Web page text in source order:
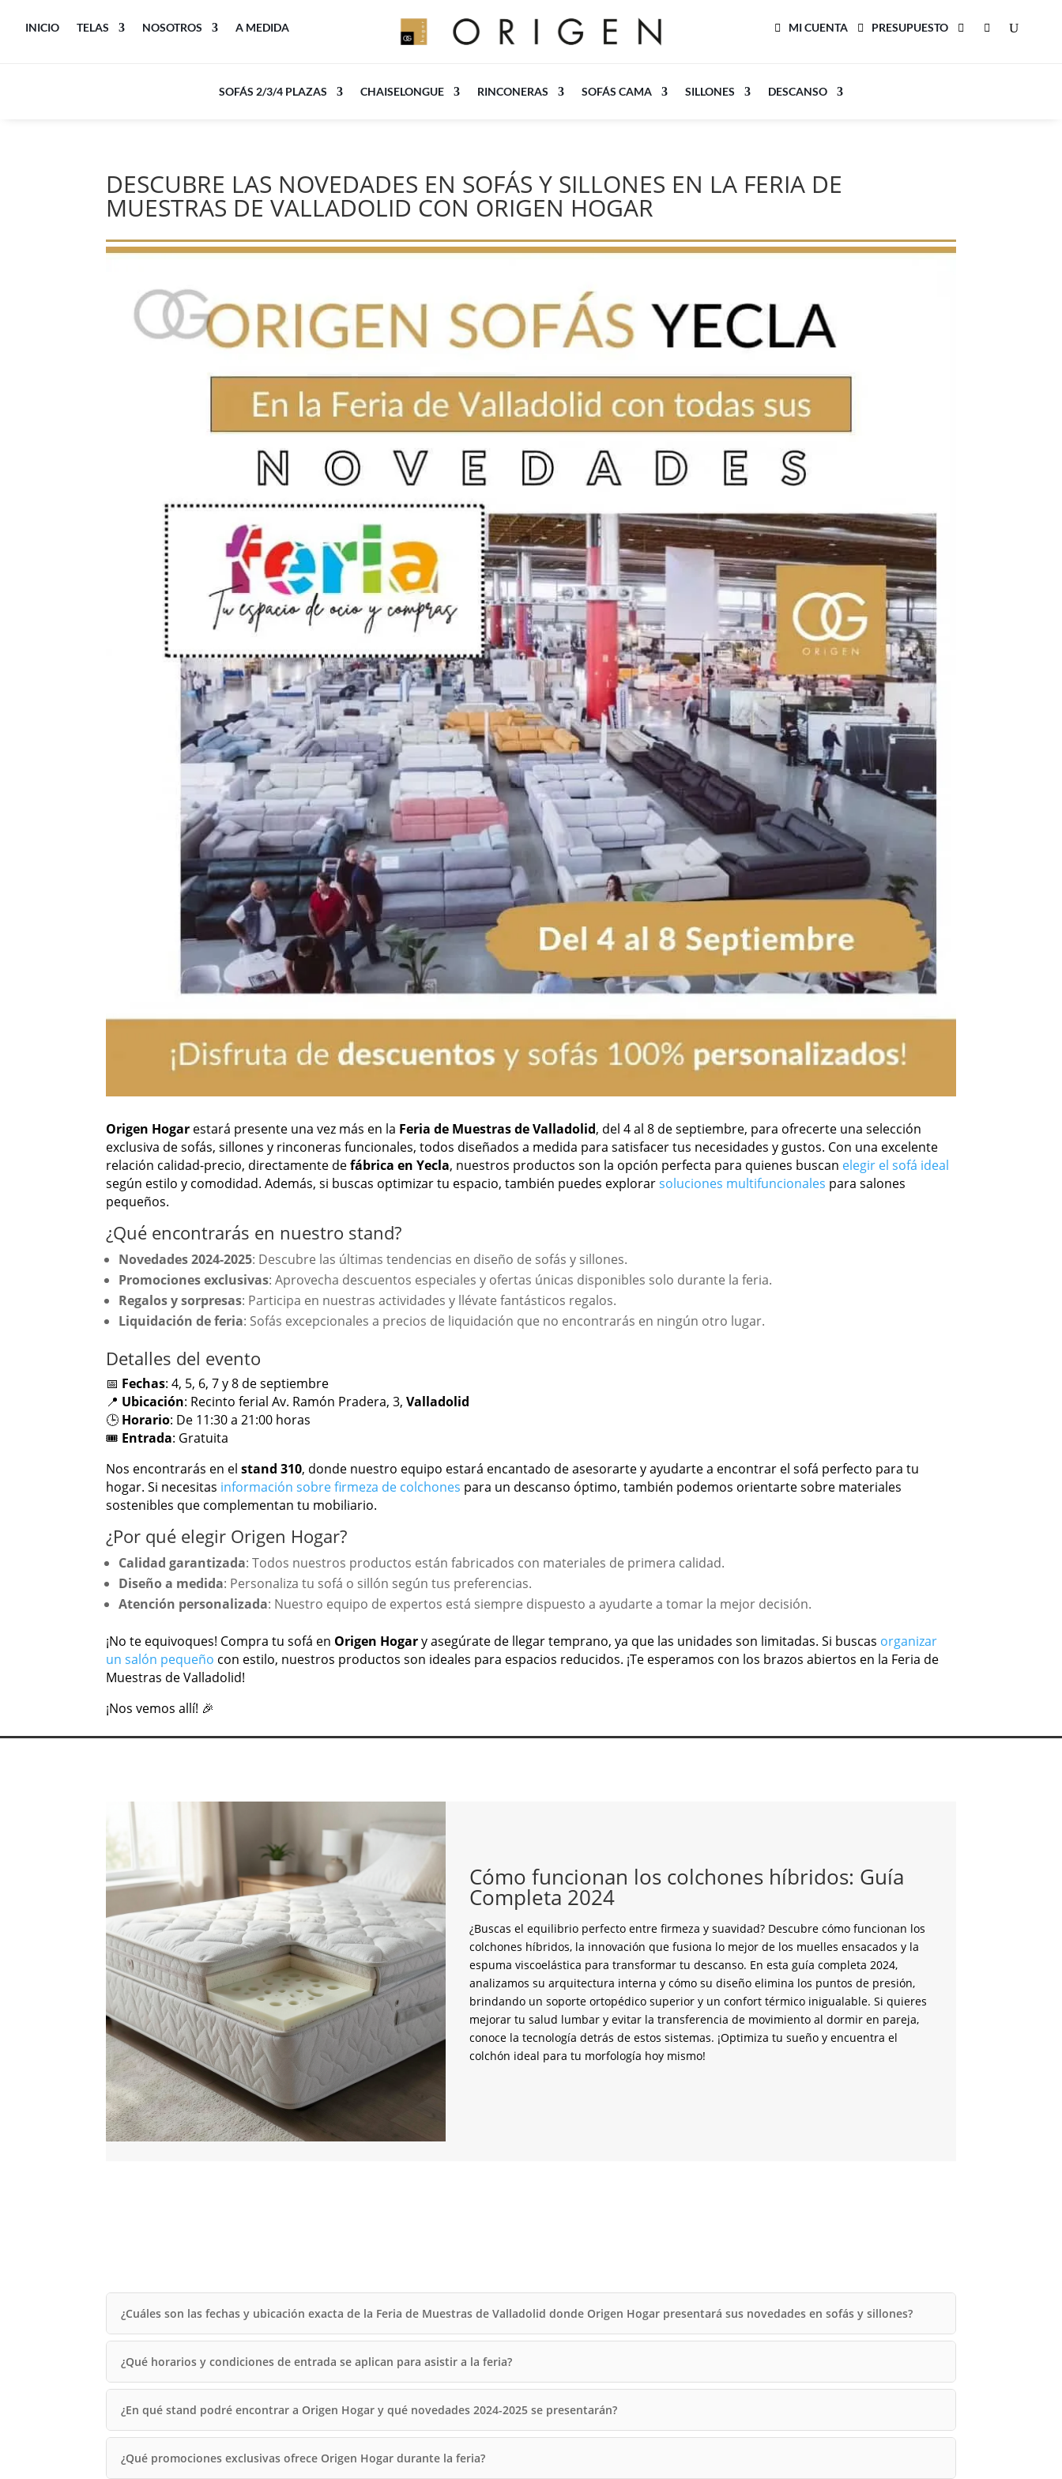
INICIO TELAS NOSOTROS A MEDIDA MI CUENTA PRESUPUESTO
SOFÁS 2/3/4 PLAZAS CHAISELONGUE RINCONERAS SOFÁS CAMA SILLONES DESCANSO
DESCUBRE LAS NOVEDADES EN SOFÁS Y SILLONES EN LA FERIA DE
MUESTRAS DE VALLADOLID CON ORIGEN HOGAR
Origen Hogar estará presente una vez más en la Feria de Muestras de Valladolid, del 4 al 8 de septiembre, para ofrecerte una selección
exclusiva de sofás, sillones y rinconeras funcionales, todos diseñados a medida para satisfacer tus necesidades y gustos. Con una excelente
relación calidad-precio, directamente defábrica en Yecla, nuestros productos son la opción perfecta para quienes buscan elegir el sofá ideal
según estilo y comodidad. Además, si buscas optimizar tu espacio, también puedes explorarsoluciones multifuncionales para salones
pequeños.
¿Qué encontrarás en nuestro stand?
Novedades 2024-2025: Descubre las últimas tendencias en diseño de sofás y sillones.
Promociones exclusivas: Aprovecha descuentos especiales y ofertas únicas disponibles solo durante la feria.
Regalos y sorpresas: Participa en nuestras actividades y llévate fantásticos regalos.
Liquidación de feria: Sofás excepcionales a precios de liquidación que no encontrarás en ningún otro lugar.
Detalles del evento
📅 Fechas: 4, 5, 6, 7 y 8 de septiembre
📍 Ubicación: Recinto ferial Av. Ramón Pradera, 3,Valladolid
🕒 Horario: De 11:30 a 21:00 horas
🎟️ Entrada: Gratuita
Nos encontrarás en elstand 310, donde nuestro equipo estará encantado de asesorarte y ayudarte a encontrar el sofá perfecto para tu
hogar. Si necesitas información sobre firmeza de colchones para un descanso óptimo, también podemos orientarte sobre materiales
sostenibles que complementan tu mobiliario.
¿Por qué elegir Origen Hogar?
Calidad garantizada: Todos nuestros productos están fabricados con materiales de primera calidad.
Diseño a medida: Personaliza tu sofá o sillón según tus preferencias.
Atención personalizada: Nuestro equipo de expertos está siempre dispuesto a ayudarte a tomar la mejor decisión.
¡No te equivoques! Compra tu sofá en Origen Hogary asegúrate de llegar temprano, ya que las unidades son limitadas. Si buscas organizar
un salón pequeño con estilo, nuestros productos son ideales para espacios reducidos. ¡Te esperamos con los brazos abiertos en la Feria de
Muestras de Valladolid!
¡Nos vemos allí! 🎉
Cómo funcionan los colchones híbridos: Guía
Completa 2024
¿Buscas el equilibrio perfecto entre firmeza y suavidad? Descubre cómo funcionan los
colchones híbridos, la innovación que fusiona lo mejor de los muelles ensacados y la
espuma viscoelástica para transformar tu descanso. En esta guía completa 2024,
analizamos su arquitectura interna y cómo su diseño elimina los puntos de presión,
brindando un soporte ortopédico superior y un confort térmico inigualable. Si quieres
mejorar tu salud lumbar y evitar la transferencia de movimiento al dormir en pareja,
conoce la tecnología detrás de estos sistemas. ¡Optimiza tu sueño y encuentra el
colchón ideal para tu morfología hoy mismo!
¿Cuáles son las fechas y ubicación exacta de la Feria de Muestras de Valladolid donde Origen Hogar presentará sus novedades en sofás y sillones?
¿Qué horarios y condiciones de entrada se aplican para asistir a la feria?
¿En qué stand podré encontrar a Origen Hogar y qué novedades 2024-2025 se presentarán?
¿Qué promociones exclusivas ofrece Origen Hogar durante la feria?